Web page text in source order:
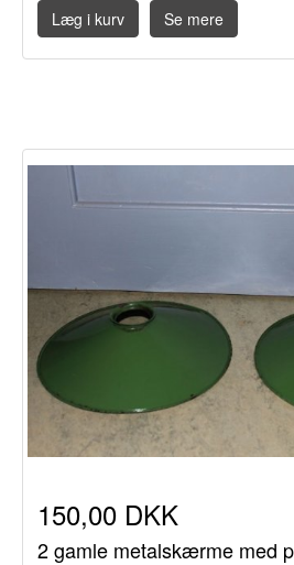
Læg i kurv Se mere
150,00 DKK
2 gamle metalskærme med